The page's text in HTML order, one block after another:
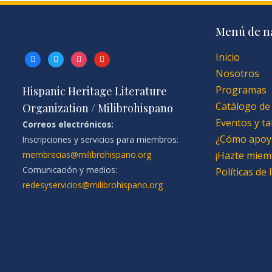
facebooktwitterinstagramyoutube
Hispanic Heritage Literature
Organization / Milibrohispano
Correos electrónicos:
Inscripciones y servicios para miembros:
membrecias@milibrohispano.org
Comunicación y medios:
redesyservicios@milibrohispano.org
Menú de
Inicio
Nosotros
Programas
Catálogo
Eventos y
¿Cómo
¡Hazte
Políticas de